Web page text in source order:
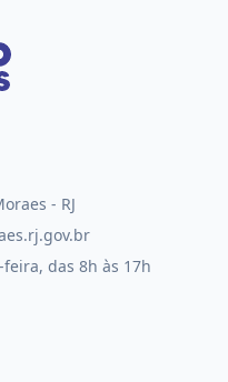
- RJ
das 8h às 17h